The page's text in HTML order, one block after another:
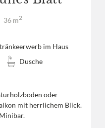
36 m2
im Haus
Dusche
oder
mit herrlichem Blick.